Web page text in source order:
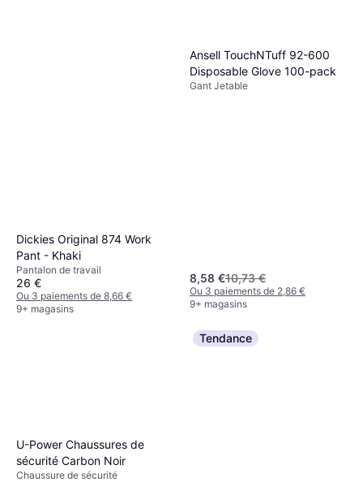
Dickies Original 874 Work
Pant - Khaki
Pantalon de travail
26 €
Ou 3 paiements de 8,66 €
9+ magasins
Ansell TouchNTuff 92-600
Disposable Glove 100-pack
Gant Jetable
8,58 €10,73 €
Ou 3 paiements de 2,86 €
9+ magasins
U-Power Chaussures de
sécurité Carbon Noir
Chaussure de sécurité
Tendance